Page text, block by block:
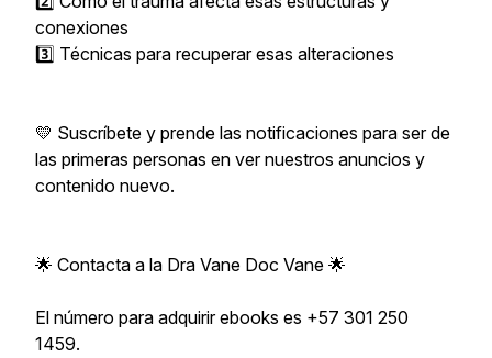
conexiones
3️⃣ Técnicas para recuperar esas alteraciones
💛 Suscríbete y prende las notificaciones para ser de
las primeras personas en ver nuestros anuncios y
contenido nuevo.
🌟 Contacta a la Dra Vane Doc Vane 🌟
El número para adquirir ebooks es +57 301 250
1459.